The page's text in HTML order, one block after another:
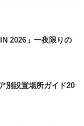
2026」一夜限りの
別設置場所ガイド20